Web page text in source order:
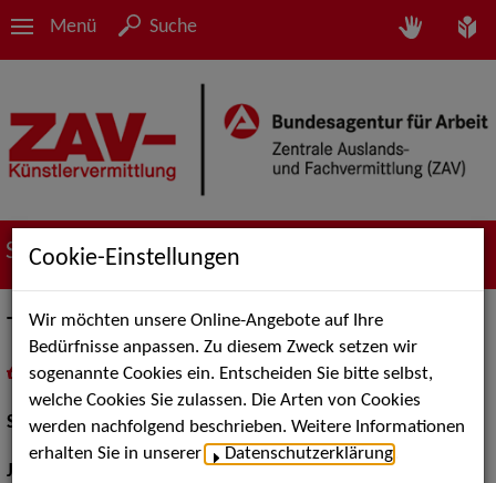
Menü Suche
Suche nach Künstler*innen
Tonja Arina Gold
als PDF speichern
inMeine Merklistelegen
Schauspiel:Film und TV, Bühne
Jahrgang:
Cookie-Einstellungen
Wir möchten unsere Online-Angebote auf Ihre
Bedürfnisse anpassen. Zu diesem Zweck setzen wir
sogenannte Cookies ein. Entscheiden Sie bitte selbst,
welche Cookies Sie zulassen. Die Arten von Cookies
werden nachfolgend beschrieben. Weitere Informationen
erhalten Sie in unserer
Datenschutzerklärung